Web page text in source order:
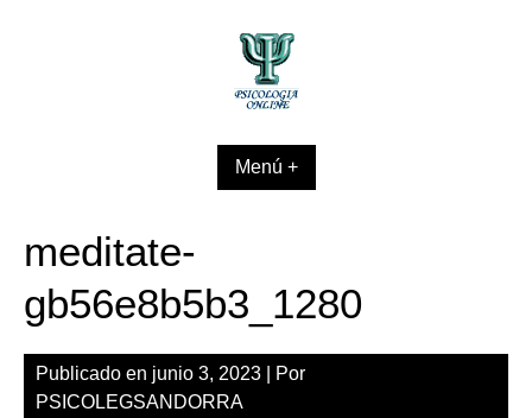
Menú +
meditate-
gb56e8b5b3_1280
Publicado en junio 3, 2023 | Por
PSICOLEGSANDORRA